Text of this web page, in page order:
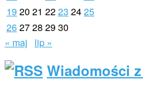
19 20 21 2223 2425
262728 2930
« maj
lip »
Wiadomości